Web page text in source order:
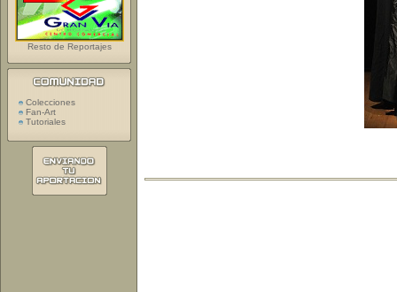
Resto de Reportajes
Colecciones
Fan-Art
Tutoriales